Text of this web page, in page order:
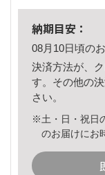
納期目安：
08月10日頃の
決済方法が、
す。その他の
さい。
※土・日・祝日
のお届けにお